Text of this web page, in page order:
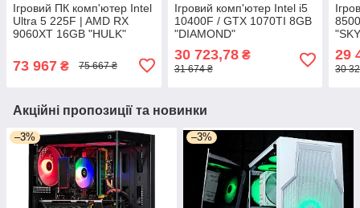
Ігровий ПК комп'ютер Intel
Ultra 5 225F | AMD RX
9060XT 16GB "HULK"
73 967 ₴ 75 667 ₴
Ігровий комп'ютер Intel i5
10400F / GTX 1070TI 8GB
"DIAMOND"
30 723,78₴
31 674 ₴
29
30
Акційні пропозиції та новинки
–3% –3%